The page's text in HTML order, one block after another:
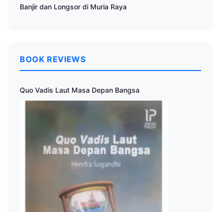
Banjir dan Longsor di Muria Raya
BOOK REVIEWS
Quo Vadis Laut Masa Depan Bangsa